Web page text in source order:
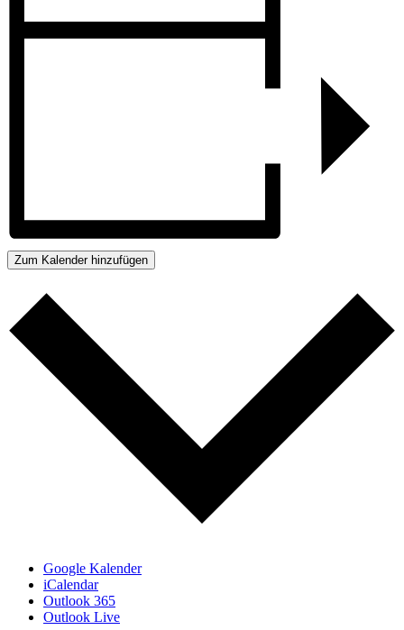
Zum Kalender hinzufügen
Google Kalender
iCalendar
Outlook 365
Outlook Live